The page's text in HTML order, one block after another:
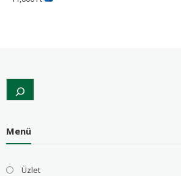
Search
Menü
Üzlet